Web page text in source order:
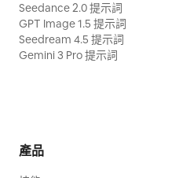
Seedance 2.0 提示詞
GPT Image 1.5 提示詞
Seedream 4.5 提示詞
Gemini 3 Pro 提示詞
產品